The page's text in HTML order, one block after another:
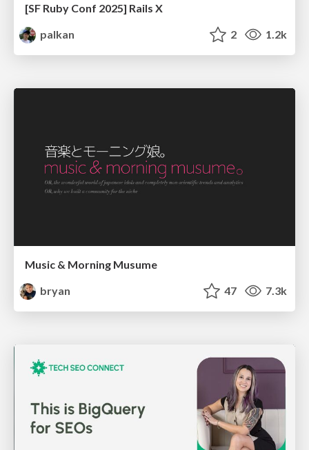
[SF Ruby Conf 2025] Rails X
palkan
2 1.2k
Music & Morning Musume
bryan
47 7.3k